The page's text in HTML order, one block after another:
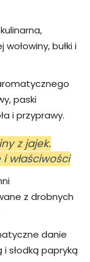
bułki i
paski
i przyprawy.
z jajek.
właściwości
z drobnych
danie
słodką papryką